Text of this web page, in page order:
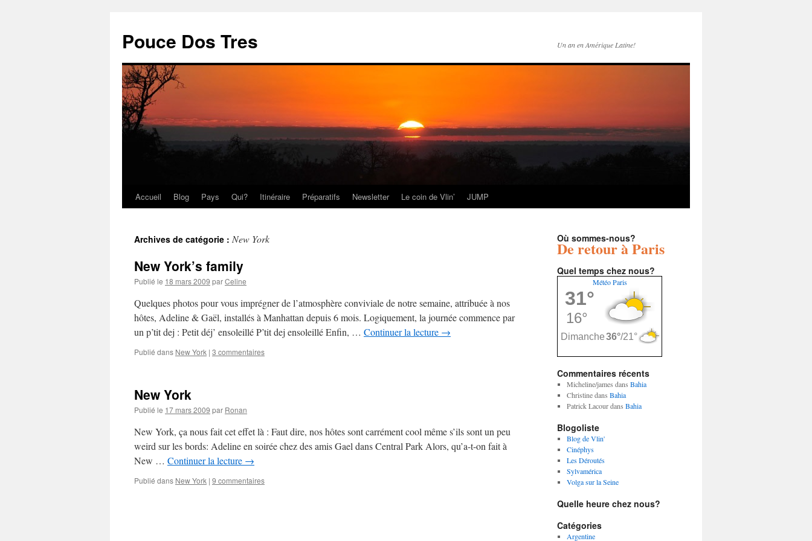
Pouce Dos Tres Un an en Amérique Latine!
Aller
contenu
Accueil Blog Pays Qui? Itinéraire Préparatifs Newsletter Le coin de Vlin’ JUMP
Archives de catégorie : New York
New York’s family
Publié le 18 mars 2009 parCeline
Quelques photos pour vous imprégner de l’atmosphère conviviale de notre semaine, attribuée à nos
hôtes, Adeline & Gaël, installés à Manhattan depuis 6 mois. Logiquement, la journée commence par
un p’tit dej : Petit déj’ ensoleillé P’tit dej ensoleillé Enfin, … Continuer la lecture →
Publié dans New York | 3 commentaires
New York
Publié le 17 mars 2009 par Ronan
New York, ça nous fait cet effet là : Faut dire, nos hôtes sont carrément cool même s’ils sont un peu
weird sur les bords: Adeline en soirée chez des amis Gael dans Central Park Alors, qu’a-t-on fait à
New … Continuer la lecture →
Publié dans New York | 9 commentaires
Où sommes-nous?
De retour à Paris
Quel temps chez nous?
Météo Paris
Commentaires récents
Micheline/james dans Bahia
Christinedans Bahia
Patrick Lacourdans Bahia
Blogoliste
Blog de Vlin'
Cinéphys
Les Déroutés
Sylvamérica
Volga sur la Seine
Quelle heure chez nous?
Catégories
Argentine